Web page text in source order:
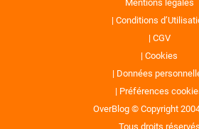
Mentions légales
Conditions
CGV
Cookies
Données
Préférences
OverBlog © Copyright
Tous droits réservés